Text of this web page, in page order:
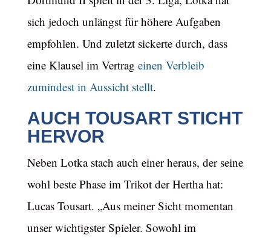
sich jedoch unlängst für höhere Aufgaben
empfohlen. Und zuletzt sickerte durch, dass
eine Klausel im Vertrag einen Verbleib
zumindest in Aussicht stellt.
AUCH TOUSART STICHT
HERVOR
Neben Lotka stach auch einer heraus, der seine
wohl beste Phase im Trikot der Hertha hat:
Lucas Tousart. „Aus meiner Sicht momentan
unser wichtigster Spieler. Sowohl im